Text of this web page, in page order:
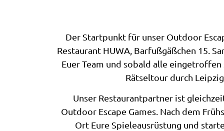
Der Startpunkt für unser Outdoor
Restaurant HUWA, Barfußgäßchen 15.
Euer Team und sobald alle eingetroffen
Rätseltour durch
Unser Restaurantpartner ist
Outdoor Escape Games. Nach dem
Ort Eure Spieleausrüstung und